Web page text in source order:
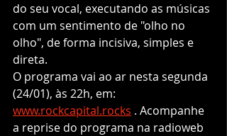
do seu vocal, executando as músicas
com um sentimento de "olho no
olho", de forma incisiva, simples e
direta.
O programa vai ao ar nesta segunda
(24/01), às 22h, em:
www.rockcapital.rocks . Acompanhe
a reprise do programa na radioweb